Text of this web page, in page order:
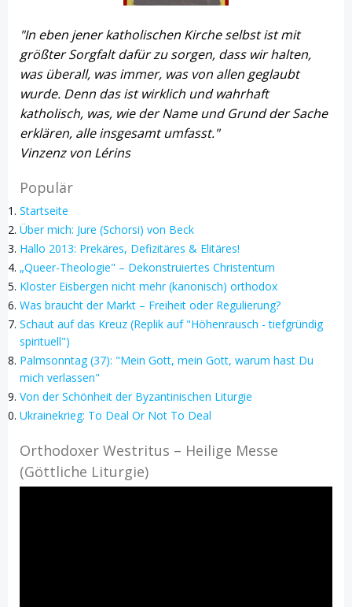
"In eben jener katholischen Kirche selbst ist mit
größter Sorgfalt dafür zu sorgen, dass wir halten,
was überall, was immer, was von allen geglaubt
wurde. Denn das ist wirklich und wahrhaft
katholisch, was, wie der Name und Grund der Sache
erklären, alle insgesamt umfasst."
Vinzenz von Lérins
Populär
Startseite
Über mich: Jure (Schorsi) von Beck
Hallo 2013: Prekäres, Defizitäres & Elitäres!
„Queer-Theologie" – Dekonstruiertes Christentum
Kloster Eisbergen nicht mehr (kanonisch) orthodox
Was braucht der Markt – Freiheit oder Regulierung?
Schaut auf das Kreuz (Replik auf "Höhenrausch - tiefgründig
spirituell")
Palmsonntag (37): "Mein Gott, mein Gott, warum hast Du
mich verlassen"
Von der Schönheit der Byzantinischen Liturgie
Ukrainekrieg: To Deal Or Not To Deal
Orthodoxer Westritus – Heilige Messe
(Göttliche Liturgie)